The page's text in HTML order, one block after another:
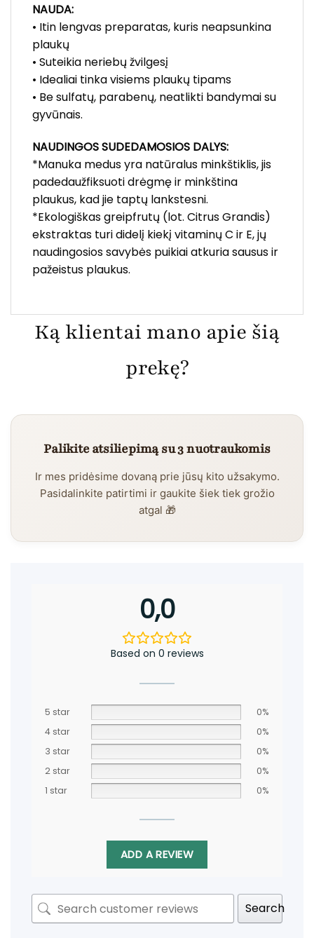
NAUDA:
• Itin lengvas preparatas, kuris neapsunkina
plaukų
• Suteikia neriebų žvilgesį
• Idealiai tinka visiems plaukų tipams
• Be sulfatų, parabenų, neatlikti bandymai su
gyvūnais.
NAUDINGOS SUDEDAMOSIOS DALYS:
*Manuka medus yra natūralus minkštiklis, jis
padedaužfiksuoti drėgmę ir minkština
plaukus, kad jie taptų lankstesni.
*Ekologiškas greipfrutų (lot. Citrus Grandis)
ekstraktas turi didelį kiekį vitaminų C ir E, jų
naudingosios savybės puikiai atkuria sausus ir
pažeistus plaukus.
Ką klientai mano apie šią
prekę?
Palikite atsiliepimą su 3 nuotraukomis
Ir mes pridėsime dovaną prie jūsų kito užsakymo.
Pasidalinkite patirtimi ir gaukite šiek tiek grožio
atgal 🎁
0,0
Based on 0 reviews
5 star
0%
4 star
0%
3 star
0%
2 star
0%
1 star
0%
ADD A REVIEW
Search